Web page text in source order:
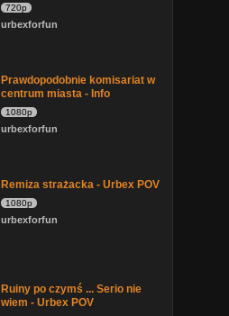
720p
urbexforfun
Prawdopodobnie komisariat w
centrum miasta - Info
1080p
urbexforfun
Remiza strażacka - Urbex POV
1080p
urbexforfun
Ruiny po czymś ... Serio nie
wiem - Urbex POV